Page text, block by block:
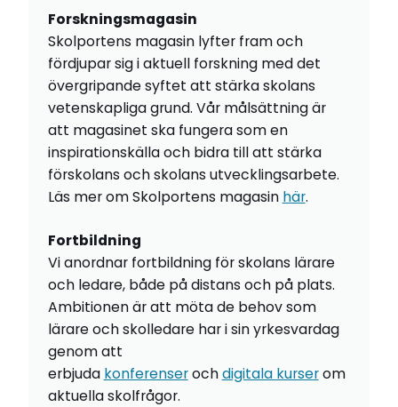
Forskningsmagasin
Skolportens magasin lyfter fram och
fördjupar sig i aktuell forskning med det
övergripande syftet att stärka skolans
vetenskapliga grund. Vår målsättning är
att magasinet ska fungera som en
inspirationskälla och bidra till att stärka
förskolans och skolans utvecklingsarbete.
Läs mer om Skolportens magasin här.
Fortbildning
Vi anordnar fortbildning för skolans lärare
och ledare, både på distans och på plats.
Ambitionen är att möta de behov som
lärare och skolledare har i sin yrkesvardag
genom att
erbjuda konferenserochdigitala kurserom
aktuella skolfrågor.